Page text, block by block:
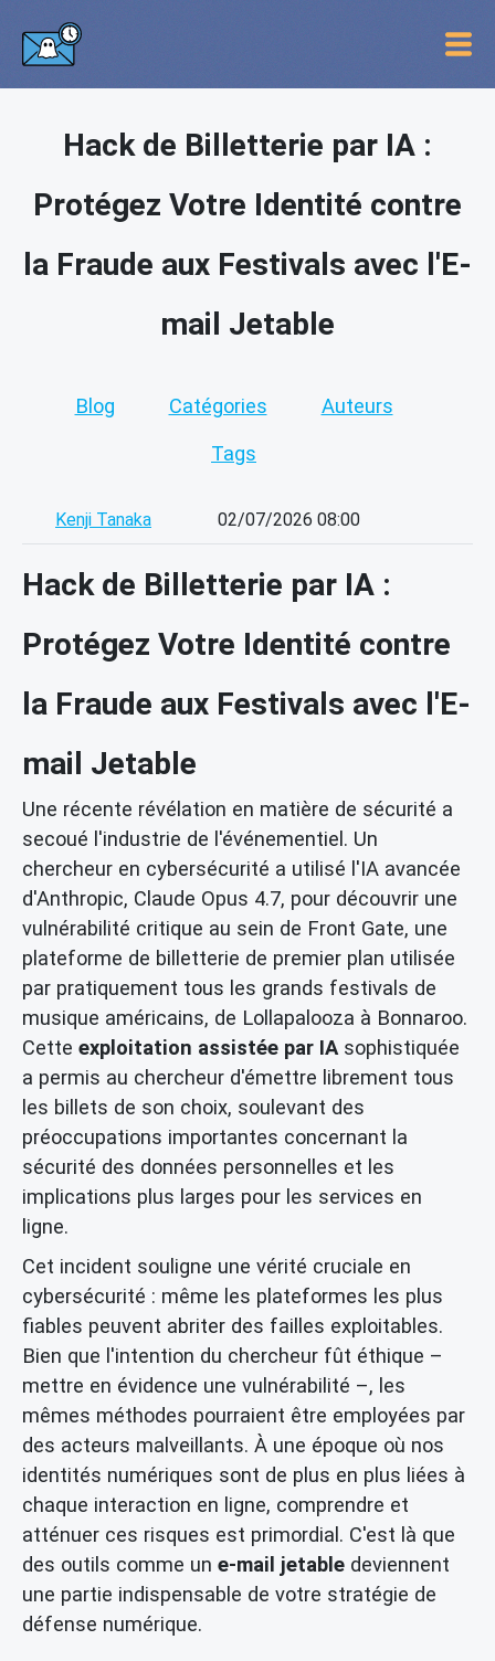
Hack de Billetterie par IA :
Protégez Votre Identité contre
la Fraude aux Festivals avec l'E-
mail Jetable
Blog Catégories Auteurs
Tags
Kenji Tanaka 02/07/2026 08:00
Hack de Billetterie par IA :
Protégez Votre Identité contre
la Fraude aux Festivals avec l'E-
mail Jetable
Une récente révélation en matière de sécurité a
secoué l'industrie de l'événementiel. Un
chercheur en cybersécurité a utilisé l'IA avancée
d'Anthropic, Claude Opus 4.7, pour découvrir une
vulnérabilité critique au sein de Front Gate, une
plateforme de billetterie de premier plan utilisée
par pratiquement tous les grands festivals de
musique américains, de Lollapalooza à Bonnaroo.
Cette exploitation assistée par IA sophistiquée
a permis au chercheur d'émettre librement tous
les billets de son choix, soulevant des
préoccupations importantes concernant la
sécurité des données personnelles et les
implications plus larges pour les services en
ligne.
Cet incident souligne une vérité cruciale en
cybersécurité : même les plateformes les plus
fiables peuvent abriter des failles exploitables.
Bien que l'intention du chercheur fût éthique –
mettre en évidence une vulnérabilité –, les
mêmes méthodes pourraient être employées par
des acteurs malveillants. À une époque où nos
identités numériques sont de plus en plus liées à
chaque interaction en ligne, comprendre et
atténuer ces risques est primordial. C'est là que
des outils comme un e-mail jetable deviennent
une partie indispensable de votre stratégie de
défense numérique.